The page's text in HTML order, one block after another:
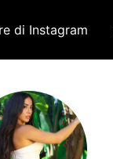
di Instagram